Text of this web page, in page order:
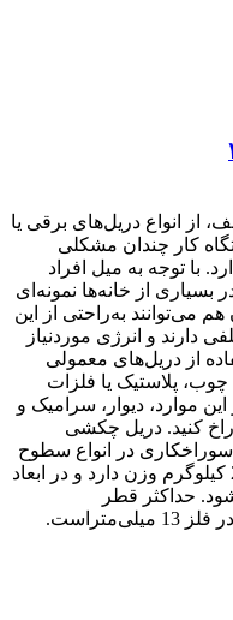
از انواع دریل‌های برقی یا
کار چندان مشکلی
با توجه به میل افراد
بسیاری از خانه‌ها نمونه‌ای
می‌توانند به‌راحتی از این
دارند و انرژی موردنیاز
از دریل‌های معمولی
پلاستیک یا فلزات
موارد، دیوار، سرامیک و
کنید. دریل چکشی
برای سوراخکاری در انواع سطوح
چوبی و فلزی است. این دریل چکشی 2 کیلوگرم وزن دارد و در ابعاد
می‌شود. حداکثر قطر